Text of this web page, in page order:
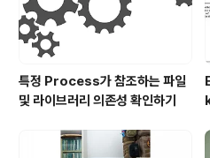
특정 Process가 참조하는 파일
및 라이브러리 의존성 확인하기